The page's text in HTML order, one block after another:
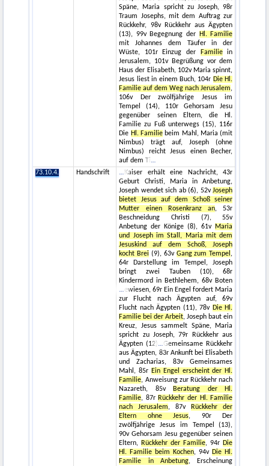
Späne, Maria spricht zu Joseph, 98r
Traum Josephs, mit dem Auftrag zur
Rückkehr, 98v Rückkehr aus Ägypten
(13), 99v Begegnung der
Hl. Familie
mit Johannes dem Täufer in der
Wüste, 101r Einzug der
Familiein
Jerusalem, 101v Begrüßung vor dem
Haus der Elisabeth, 102v Maria spinnt,
Jesus liest in einem Buch, 104r Die Hl.
Familie auf dem Weg nach Jerusalem,
106v Der zwölfjährige Jesus im
Tempel (14), 110r Gehorsam Jesu
gegenüber seinen Eltern, die Hl.
Familie zu Fuß unterwegs (15), 116r
Die Hl. Familiebeim Mahl, Maria (mit
Nimbus) trägt auf, Joseph (ohne
Nimbus) reicht Jesus einen Becher,
auf dem Ti
73.10.4.
Handschrift
Kaiser erhält eine Nachricht, 43r
Geburt Christi, Maria in Anbetung,
Joseph wendet sich ab (6), 52vJoseph
bietet Jesus auf dem Schoß seiner
Mutter einen Rosenkranz an, 53r
Beschneidung Christi (7), 55v
Anbetung der Könige (8), 61v Maria
und Joseph im Stall, Maria mit dem
Jesuskind auf dem Schoß, Joseph
kocht Brei (9), 63v Gang zum Tempel ,
64r Darstellung im Tempel, Joseph
bringt zwei Tauben (10), 68r
Kindermord in Bethlehem, 68v Boten
ewiesen, 69r Ein Engel fordert Maria
zur Flucht nach Ägypten auf, 69v
Flucht nach Ägypten (11), 78v Die Hl.
Familie bei der Arbeit, Joseph baut ein
Kreuz, Jesus sammelt Späne, Maria
spricht zu Joseph, 79r Rückkehr aus
Ägypten (12)
Gemeinsame Rückkehr
aus Ägypten, 83r Ankunft bei Elisabeth
und Zacharias, 83v Gemeinsames
Mahl, 85r Ein Engel erscheint der Hl.
Familie, Anweisung zur Rückkehr nach
Nazareth, 85v
Beratung der Hl.
Familie, 87r Rückkehr der Hl. Familie
nach Jerusalem, 87v
Rückkehr der
Eltern ohne Jesus, 90r Der
zwölfjährige Jesus im Tempel (13),
90v Gehorsam Jesu gegenüber seinen
Eltern,
Rückkehr der Familie, 94r Die
Hl. Familie beim Kochen, 94v Die Hl.
Familie in Anbetung, Erscheinung